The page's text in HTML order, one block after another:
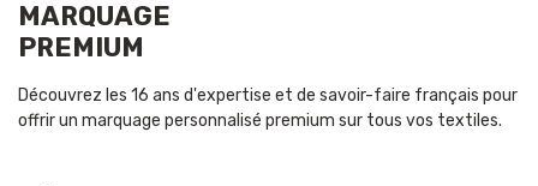
MARQUAGE
PREMIUM
Découvrez les 16 ans d'expertise et de savoir-faire français pour
offrir un marquage personnalisé premium sur tous vos textiles.